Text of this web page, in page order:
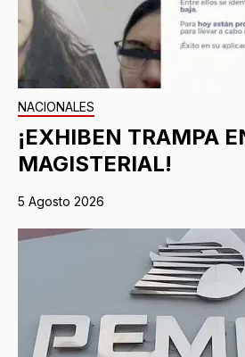
NACIONALES
¡EXHIBEN TRAMPA
MAGISTERIAL!
5 Agosto 2026